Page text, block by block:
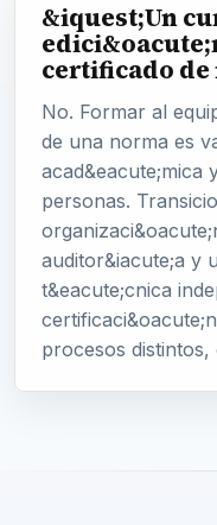
&iquest;Un
certificado de
No. Formar al
de una norma es
acad&eacute;mica
personas.
auditor&iacute;a y
t&eacute;cnica
procesos